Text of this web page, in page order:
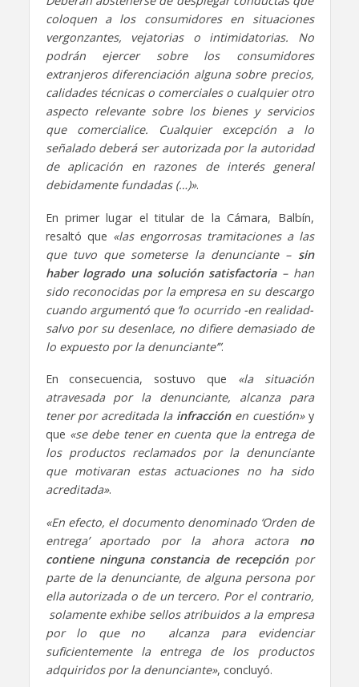
coloquen a los consumidores en situaciones
vergonzantes, vejatorias o intimidatorias. No
podrán ejercer sobre los consumidores
extranjeros diferenciación alguna sobre precios,
calidades técnicas o comerciales o cualquier otro
aspecto relevante sobre los bienes y servicios
que comercialice. Cualquier excepción a lo
señalado deberá ser autorizada por la autoridad
de aplicación en razones de interés general
debidamente fundadas (…)».
En primer lugar el titular de la Cámara, Balbín,
resaltó que «las engorrosas tramitaciones a las
que tuvo que someterse la denunciante –sin
haber logrado una solución satisfactoria– han
sido reconocidas por la empresa en su descargo
cuando argumentó que ‘lo ocurrido -en realidad-
salvo por su desenlace, no difiere demasiado de
lo expuesto por la denunciante’”.
En consecuencia, sostuvo que «la situación
atravesada por la denunciante, alcanza para
tener por acreditada la infracciónen cuestión» y
que «se debe tener en cuenta que la entrega de
los productos reclamados por la denunciante
que motivaran estas actuaciones no ha sido
acreditada».
«En efecto, el documento denominado ‘Orden de
entrega’ aportado por la ahora actora no
contiene ninguna constancia de recepciónpor
parte de la denunciante, de alguna persona por
ella autorizada o de un tercero. Por el contrario,
solamente exhibe sellos atribuidos a la empresa
por lo que no alcanza para evidenciar
suficientemente la entrega de los productos
adquiridos por la denunciante», concluyó.